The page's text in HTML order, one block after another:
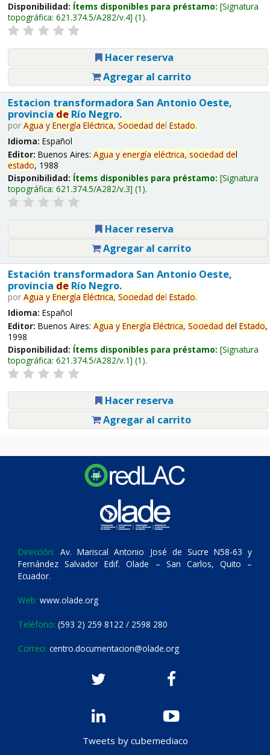
Disponibilidad: Ítems disponibles para préstamo: Signatura
topográfica: 621.374.5/A282/v.4 (1).
Hacer reserva
Agregar al carrito
Estacion transformadora San Antonio Oeste,
provincia deRío Negro.
por Agua y Energía Eléctrica, Sociedad del Estado.
Idioma: Español
Editor: Buenos Aires: Agua y energía eléctrica, sociedad del
estado, 1988
Disponibilidad: Ítems disponibles para préstamo: Signatura
topográfica: 621.374.5/A282/v.3 (1).
Hacer reserva
Agregar al carrito
Estación transformadora San Antonio Oeste,
provincia deRío Negro.
por Agua y Energía Eléctrica, Sociedad del Estado.
Idioma: Español
Editor: Buenos Aires: Agua y Energía Eléctrica, Sociedad del Estado,
1998
Disponibilidad: Ítems disponibles para préstamo: Signatura
topográfica: 621.374.5/A282/v.1 (1).
Hacer reserva
Agregar al carrito
Dirección: Av. Mariscal Antonio José de Sucre N58-63 y
Fernández Salvador Edif. Olade – San Carlos, Quito –
Ecuador.
Web: www.olade.org
Teléfono: (593 2) 259 8122 / 2598 280
Correo: centro.documentacion@olade.org
Tweets by cubemediaco